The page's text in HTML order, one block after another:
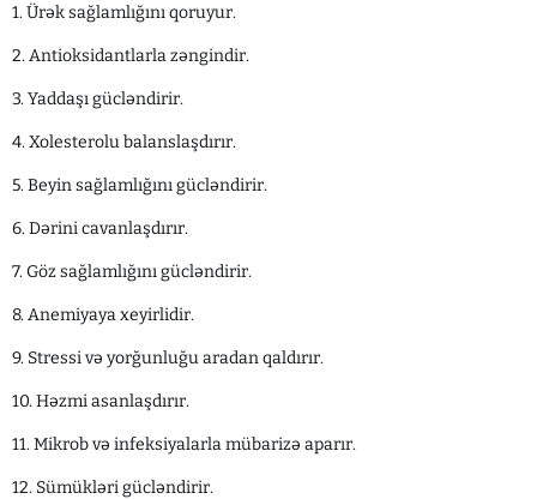
1. Ürək sağlamlığını qoruyur.
2. Antioksidantlarla zəngindir.
3. Yaddaşı gücləndirir.
4. Xolesterolu balanslaşdırır.
5. Beyin sağlamlığını gücləndirir.
6. Dərini cavanlaşdırır.
7. Göz sağlamlığını gücləndirir.
8. Anemiyaya xeyirlidir.
9. Stressi və yorğunluğu aradan qaldırır.
10. Həzmi asanlaşdırır.
11. Mikrob və infeksiyalarla mübarizə aparır.
12. Sümükləri gücləndirir.